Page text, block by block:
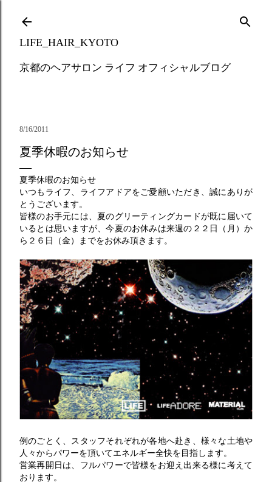
LIFE_HAIR_KYOTO
京都のヘアサロン ライフ オフィシャルブログ
8/16/2011
夏季休暇のお知らせ
夏季休暇のお知らせ
いつもライフ、ライフアドアをご愛顧いただき、誠にありが
とうございます。
皆様のお手元には、夏のグリーティングカードが既に届いて
いるとは思いますが、今夏のお休みは来週の２２日（月）か
ら２６日（金）までをお休み頂きます。
例のごとく、スタッフそれぞれが各地へ赴き、様々な土地や
人々からパワーを頂いてエネルギー全快を目指します。
営業再開日は、フルパワーで皆様をお迎え出来る様に考えて
おります。